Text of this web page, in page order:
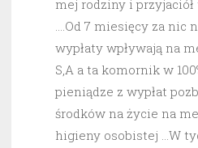
mej rodziny i przyjaciół
….Od 7 miesięcy za nic
wypłaty wpływają na
S,A a ta komornik w
pieniądze z wypłat
środków na życie na
higieny osobistej …W